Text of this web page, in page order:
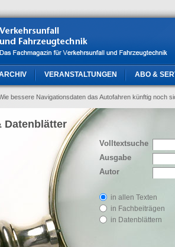
VERANSTALTUNGEN ABO &
bessere Navigationsdaten das Autofahren künftig noch
Volltextsuche
Ausgabe
Autor
in allen Texten
in Fachbeiträgen
in Datenblättern
Datenblätter